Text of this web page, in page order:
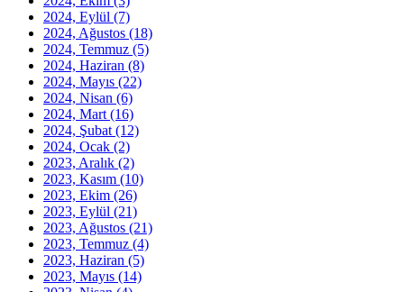
2024, Eylül (7)
2024, Ağustos (18)
2024, Temmuz (5)
2024, Haziran (8)
2024, Mayıs (22)
2024, Nisan (6)
2024, Mart (16)
2024, Şubat (12)
2024, Ocak (2)
2023, Aralık (2)
2023, Kasım (10)
2023, Ekim (26)
2023, Eylül (21)
2023, Ağustos (21)
2023, Temmuz (4)
2023, Haziran (5)
2023, Mayıs (14)